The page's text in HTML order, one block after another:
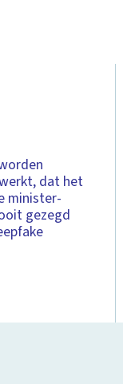
dat het
minister-
gezegd